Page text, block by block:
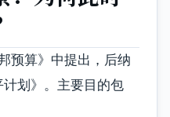
预算》中提出，后纳
计划》。主要目的包